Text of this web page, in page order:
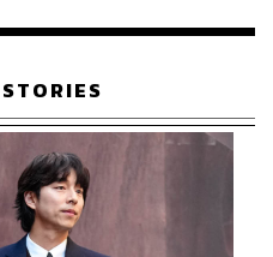
มเต็มความรู้สึกจากที่ดูใน